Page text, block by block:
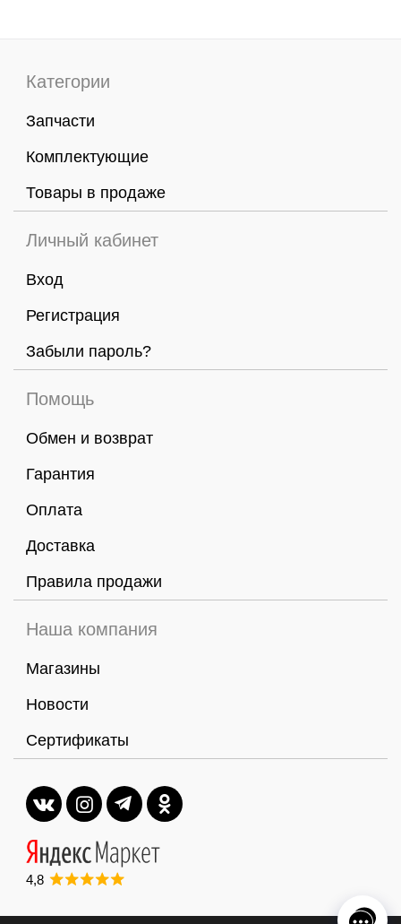
Категории
Запчасти
Комплектующие
Товары в продаже
Личный кабинет
Вход
Регистрация
Забыли пароль?
Помощь
Обмен и возврат
Гарантия
Оплата
Доставка
Правила продажи
Наша компания
Магазины
Новости
Сертификаты
4,8